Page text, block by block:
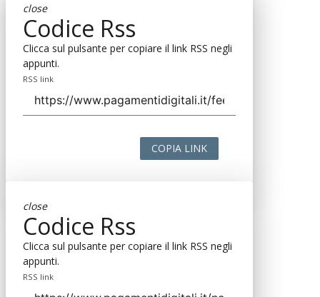
close
Codice Rss
Clicca sul pulsante per copiare il link RSS negli
appunti.
RSS link
COPIA LINK
close
Codice Rss
Clicca sul pulsante per copiare il link RSS negli
appunti.
RSS link